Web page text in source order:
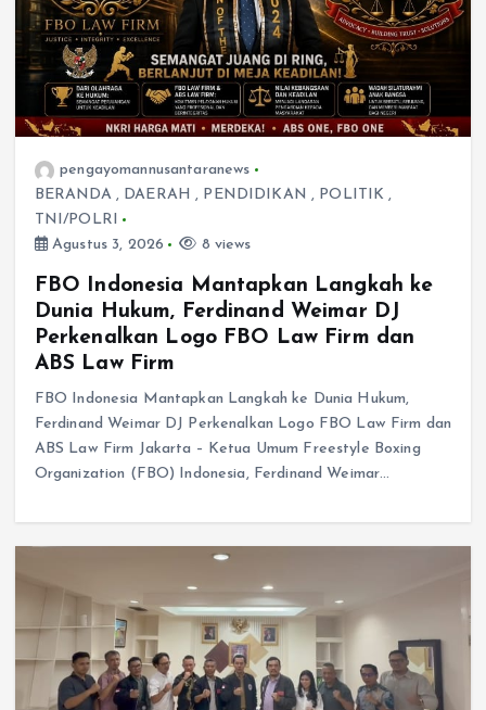
pengayomannusantaranews
BERANDA, DAERAH , PENDIDIKAN , POLITIK ,
TNI/POLRI
Agustus 3, 2026
8 views
FBO Indonesia Mantapkan Langkah ke
Dunia Hukum, Ferdinand Weimar DJ
Perkenalkan Logo FBO Law Firm dan
ABS Law Firm
FBO Indonesia Mantapkan Langkah ke Dunia Hukum,
Ferdinand Weimar DJ Perkenalkan Logo FBO Law Firm dan
ABS Law Firm Jakarta – Ketua Umum Freestyle Boxing
Organization (FBO) Indonesia, Ferdinand Weimar…